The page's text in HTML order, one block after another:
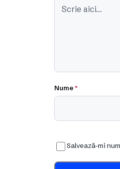
Nume*
Salvează-mi